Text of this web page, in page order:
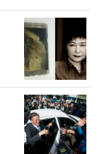
트위터